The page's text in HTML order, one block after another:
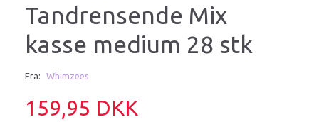
Tandrensende Mix
kasse medium 28 stk
Fra: Whimzees
159,95 DKK